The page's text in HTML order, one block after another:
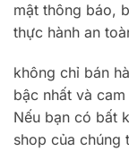
mật thông báo,
thực hành an
không chỉ bán
bậc nhất và
Nếu bạn có bất
shop của chúng